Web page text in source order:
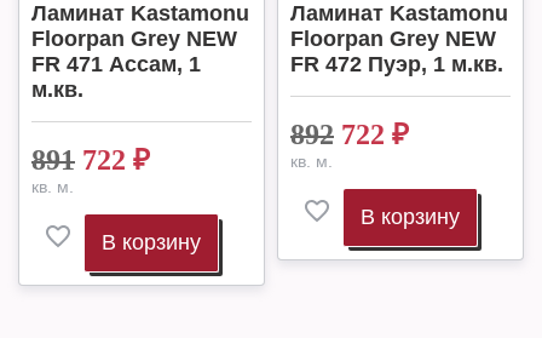
Ламинат Kastamonu
Floorpan Grey NEW
FR 471 Ассам, 1
м.кв.
891 722 ₽
кв. м.
В корзину
Ламинат Kastamonu
Floorpan Grey NEW
FR 472 Пуэр, 1 м.кв.
892 722 ₽
кв. м.
В корзину